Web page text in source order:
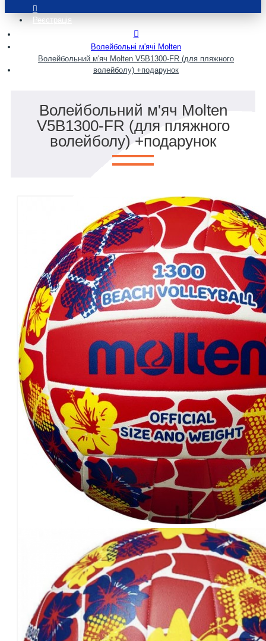
Реєстрація
Волейбольні м'ячі Molten
Волейбольний м'яч Molten V5B1300-FR (для пляжного
волейболу) +подарунок
Волейбольний м'яч Molten
V5B1300-FR (для пляжного
волейболу) +подарунок